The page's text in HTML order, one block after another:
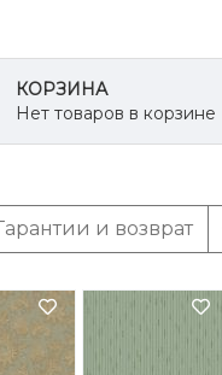
КОРЗИНА
Нет товаров в корзине
и возврат